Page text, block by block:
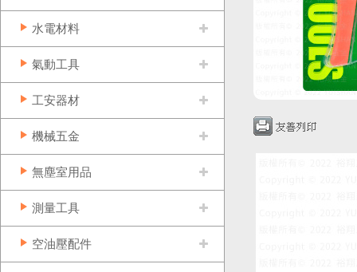
水電材料
氣動工具
工安器材
機械五金
無塵室用品
測量工具
空油壓配件